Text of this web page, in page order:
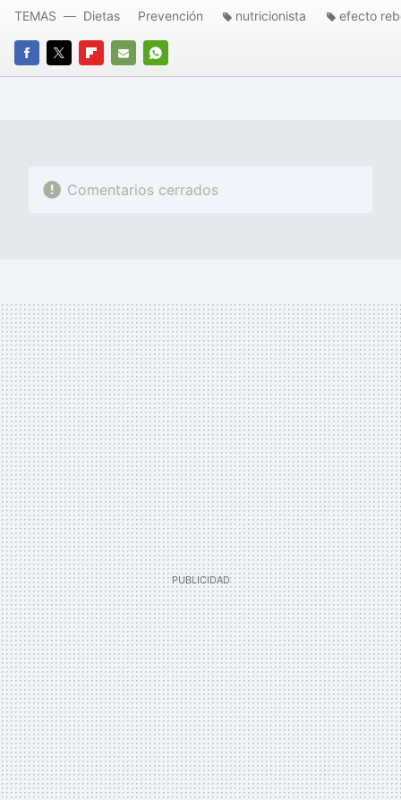
FACEBOOK
TWITTERFLIPBOARD
E-
WHATSAPP
TEMAS Dietas Prevención nutricionista efecto
Comentarios cerrados